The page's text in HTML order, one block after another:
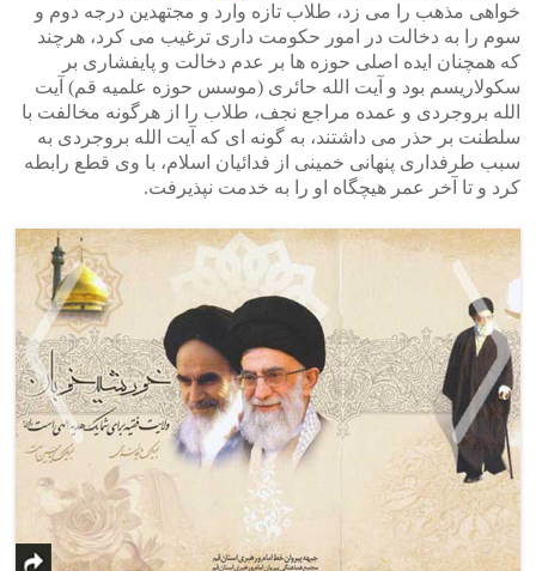
خواهی مذهب را می زد، طلاب تازه وارد و مجتهدین درجه دوم و
سوم را به دخالت در امور حکومت داری ترغیب می کرد، هرچند
که همچنان ایده اصلی حوزه ها بر عدم دخالت و پایفشاری بر
سکولاریسم بود و آیت الله حائری (موسس حوزه علمیه قم) آیت
الله بروجردی و عمده مراجع نجف، طلاب را از هرگونه مخالفت با
سلطنت بر حذر می داشتند، به گونه ای که آیت الله بروجردی به
سبب طرفداری پنهانی خمینی از فدائیان اسلام، با وی قطع رابطه
کرد و تا آخر عمر هیچگاه او را به خدمت نپذیرفت.
<
>